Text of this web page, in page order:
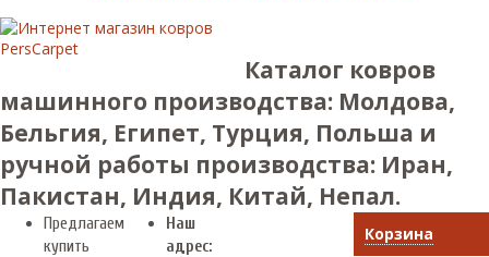
Каталог ковров
машинного производства: Молдова,
Бельгия, Египет, Турция, Польша и
ручной работы производства: Иран,
Пакистан, Индия, Китай, Непал.
Предлагаем
купить
Наш
адрес:
Корзина